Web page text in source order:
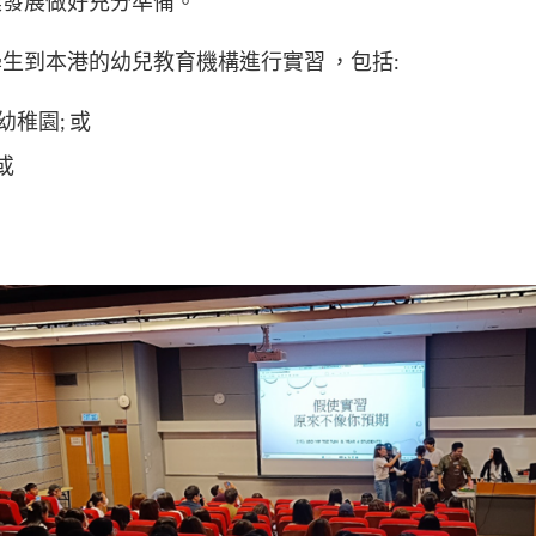
到本港的幼兒教育機構進行實習 ，包括:
稚園; 或